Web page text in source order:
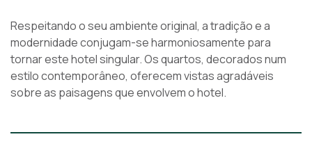
Respeitando o seu ambiente original, a tradição e a
modernidade conjugam-se harmoniosamente para
tornar este hotel singular. Os quartos, decorados num
estilo contemporâneo, oferecem vistas agradáveis
sobre as paisagens que envolvem o hotel.